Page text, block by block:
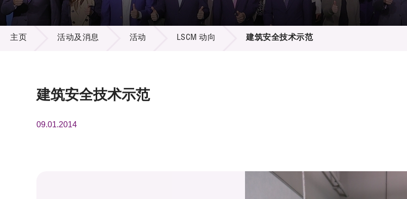
招标通告
征求研发项目计划书
项目资料库
资讯中心
多媒体
出版刊物
活动及消息
主页 活动及消息 活动 LSCM 动向 建筑安全技术示范
建筑安全技术示范
09.01.2014